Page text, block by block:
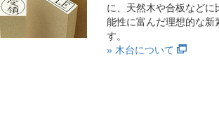
に、天然木や合板などに
能性に富んだ理想的な新
す。
» 木台について